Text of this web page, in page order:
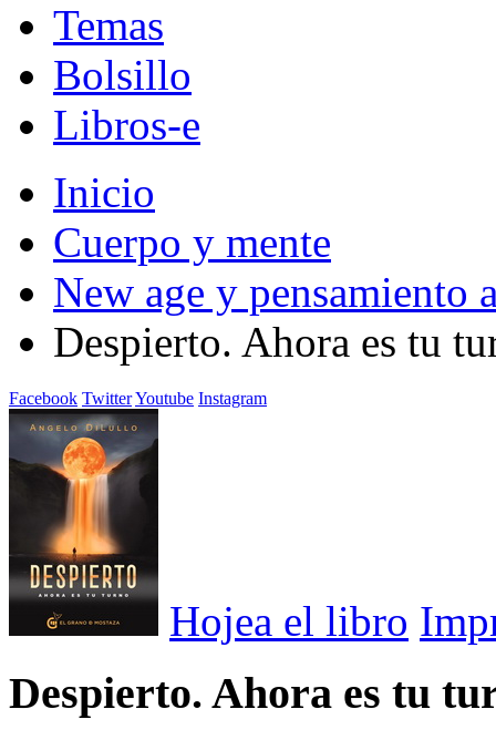
Temas
Bolsillo
Libros-e
Inicio
Cuerpo y mente
New age y pensamiento
Despierto. Ahora es tu
Facebook TwitterYoutube Instagram
Hojea el libro
Despierto. Ahora es tu